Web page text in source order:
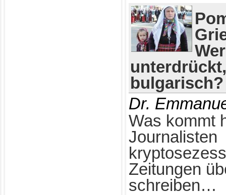
bulgarisch?
Dr.
Was kommt
Journalisten
Zeitungen
schreiben…